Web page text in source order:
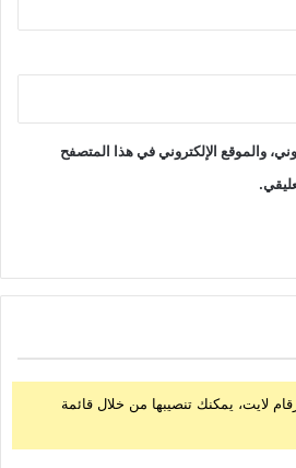
والموقع الإلكتروني في هذا المتصفح
لايت، يمكنك تنصيبها من خلال قائمة